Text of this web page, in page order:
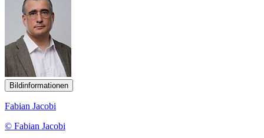
Bildinformationen
Fabian Jacobi
© Fabian Jacobi